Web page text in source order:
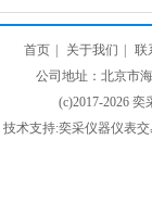
首页 关于我们
联
公司地址：北京市
(c)2017-2026
技术支持:奕采仪器仪表